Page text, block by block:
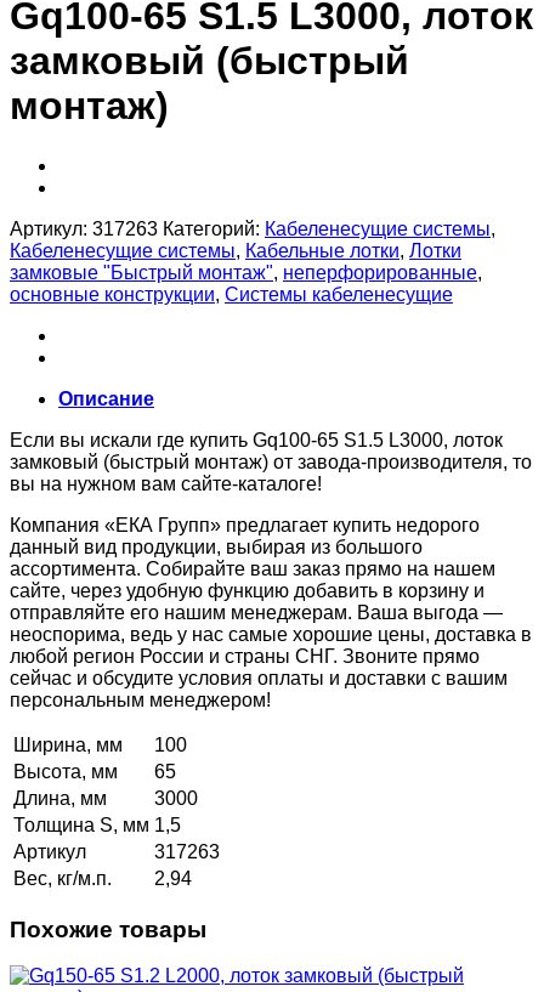
Gq100-65 S1.5 L3000, лоток
замковый (быстрый
монтаж)
Артикул: 317263 Категорий: Кабеленесущие системы,
Кабеленесущие системы, Кабельные лотки, Лотки
замковые "Быстрый монтаж", неперфорированные,
основные конструкции, Системы кабеленесущие
Описание
Если вы искали где купить Gq100-65 S1.5 L3000, лоток
замковый (быстрый монтаж) от завода-производителя, то
вы на нужном вам сайте-каталоге!
Компания «ЕКА Групп» предлагает купить недорого
данный вид продукции, выбирая из большого
ассортимента. Собирайте ваш заказ прямо на нашем
сайте, через удобную функцию добавить в корзину и
отправляйте его нашим менеджерам. Ваша выгода —
неоспорима, ведь у нас самые хорошие цены, доставка в
любой регион России и страны СНГ. Звоните прямо
сейчас и обсудите условия оплаты и доставки с вашим
персональным менеджером!
Ширина, мм
100
Высота, мм
65
Длина, мм
3000
Толщина S, мм 1,5
Артикул
317263
Вес, кг/м.п.
2,94
Похожие товары